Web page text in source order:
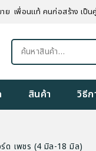
ย เพื่อนแท้ คนก่อสร้าง เป็
ค้นหา:
สินค้า วิธี
ด เพชร (4 มิล-18 มิล)